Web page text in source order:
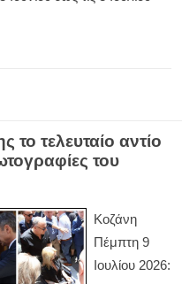
το τελευταίο αντίο
του
Κοζάνη
Πέμπτη 9
Ιουλίου 2026: